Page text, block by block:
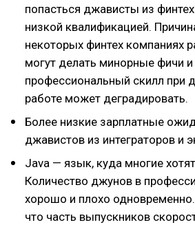
попасться джависты из
низкой квалификацией.
некоторых финтех компаниях
могут делать минорные фичи и
профессиональный скилл при
работе может деградировать.
Более низкие зарплатные
джавистов из интеграторов и
Java — язык, куда многие
Количество джунов в
хорошо и плохо
что часть выпускников